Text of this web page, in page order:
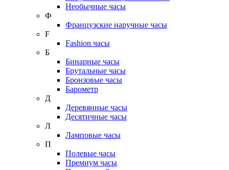
Необычные часы
Ф
Французские наручные часы
F
Fashion часы
Б
Бинарные часы
Брутальные часы
Бронзовые часы
Барометр
Д
Деревянные часы
Десятичные часы
Л
Ламповые часы
П
Полевые часы
Премиум часы